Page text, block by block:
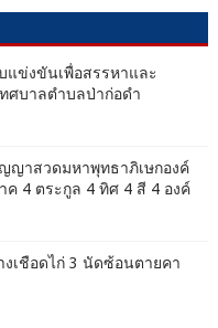
แข่งขันเพื่อสรรหาและ
ศบาลตำบลป่าก่อดำ
ญาสวดมหาพุทธาภิเษกองค์
ค 4 ตระกูล 4 ทิศ 4 สี 4 องค์
เชือดไก่ 3 นัดซ้อนตายคา